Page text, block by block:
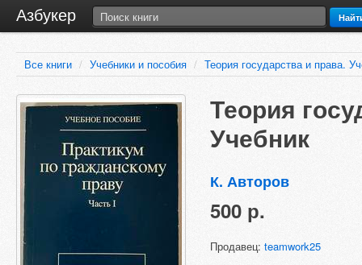
Азбукер
Все книги / Учебники и пособия / Теория государства и права.
Теория
Учебник
К. Авторов
500 р.
Продавец: teamwork25